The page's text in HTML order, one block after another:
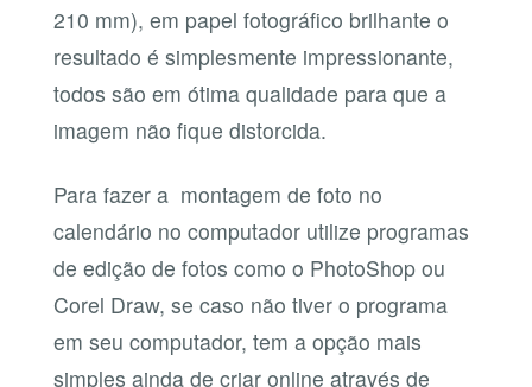
210 mm), em papel fotográfico brilhante o
resultado é simplesmente impressionante,
todos são em ótima qualidade para que a
imagem não fique distorcida.
Para fazer a montagem de foto no
calendário no computador utilize programas
de edição de fotos como o PhotoShop ou
Corel Draw, se caso não tiver o programa
em seu computador, tem a opção mais
simples ainda de criar online através de